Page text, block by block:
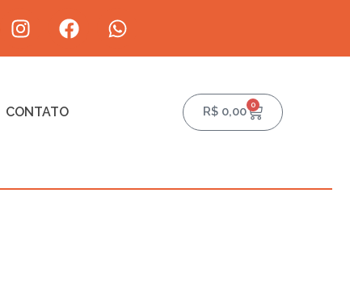
CONTATO R$ 0,00 0